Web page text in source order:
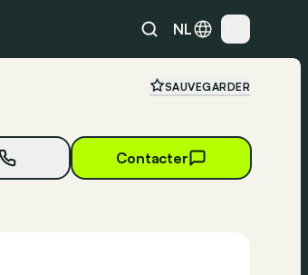
NL
SAUVEGARDER
Contacter